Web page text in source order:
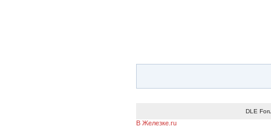
DLE
В Железке.ru